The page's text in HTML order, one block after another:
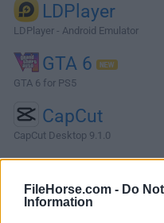
FileHorse.com - Do
Information
LDPlayer
LDPlayer - Android Emulator
GTA 6
GTA 6 for PS5
CapCut
CapCut Desktop 9.1.0
Acerca de AIMP